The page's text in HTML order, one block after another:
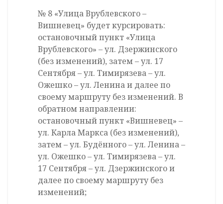
№ 8 «Улица Врублевского –
Вишневец» будет курсировать:
остановочный пункт «Улица
Врублевского» – ул. Дзержинского
(без изменений), затем – ул. 17
Сентября – ул. Тимирязева – ул.
Ожешко – ул. Ленина и далее по
своему маршруту без изменений. В
обратном направлении:
остановочный пункт «Вишневец» –
ул. Карла Маркса (без изменений),
затем – ул. Будённого – ул. Ленина –
ул. Ожешко – ул. Тимирязева – ул.
17 Сентября – ул. Дзержинского и
далее по своему маршруту без
изменений;